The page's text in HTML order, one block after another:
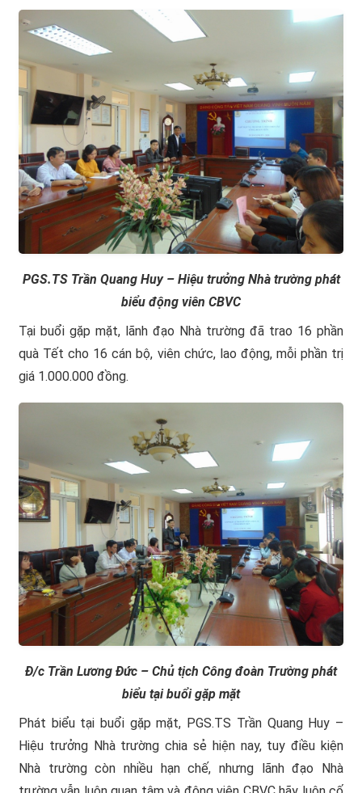
PGS.TS Trần Quang Huy – Hiệu trưởng Nhà trường phát
biểu động viên CBVC
Tại buổi gặp mặt, lãnh đạo Nhà trường đã trao 16 phần
quà Tết cho 16 cán bộ, viên chức, lao động, mỗi phần trị
giá 1.000.000 đồng.
Đ/c Trần Lương Đức – Chủ tịch Công đoàn Trường phát
biểu tại buổi gặp mặt
Phát biểu tại buổi gặp mặt, PGS.TS Trần Quang Huy –
Hiệu trưởng Nhà trường chia sẻ hiện nay, tuy điều kiện
Nhà trường còn nhiều hạn chế, nhưng lãnh đạo Nhà